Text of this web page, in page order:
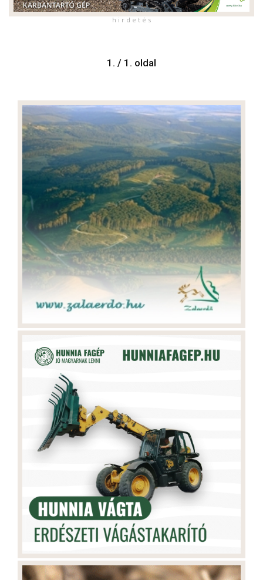
h i r d e t é s
1. / 1. oldal